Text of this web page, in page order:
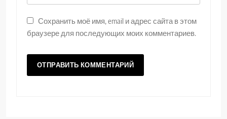
Сохранить моё имя, email и адрес сайта в этом
браузере для последующих моих комментариев.